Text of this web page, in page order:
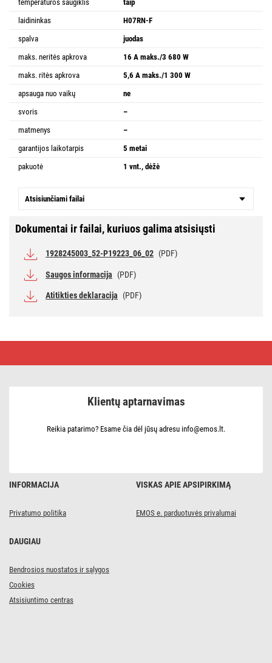
temperatūros saugiklis
taip
laidininkas
H07RN-F
spalva
juodas
maks. neritės apkrova
16 A maks./3 680 W
maks. ritės apkrova
5,6 A maks./1 300 W
apsauga nuo vaikų
ne
svoris
–
matmenys
–
garantijos laikotarpis
5 metai
pakuotė
1 vnt., dėžė
Atsisiunčiami failai
Dokumentai ir failai, kuriuos galima atsisiųsti
1928245003_52-P19223_06_02 (PDF)
Saugos informacija (PDF)
Atitikties deklaracija (PDF)
mm2
INFORMACIJA
Privatumo politika
VISKAS APIE APSIPIRKIMĄ
EMOS e. parduotuvės privalumai
DAUGIAU
Bendrosios nuostatos ir sąlygos
Cookies
Atsisiuntimo centras
Klientų aptarnavimas
Reikia patarimo? Esame čia dėl jūsų adresu info@emos.lt.